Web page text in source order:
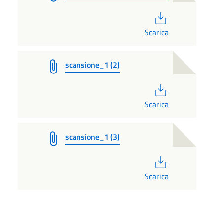
Scarica
scansione_1 (2)
Scarica
scansione_1 (3)
Scarica